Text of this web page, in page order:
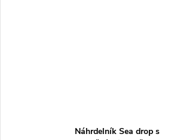
Náhrdelník Sea drop s